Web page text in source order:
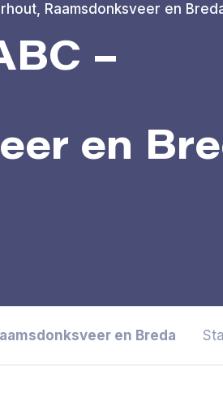
Raamsdonksveer en
–
en
en Breda